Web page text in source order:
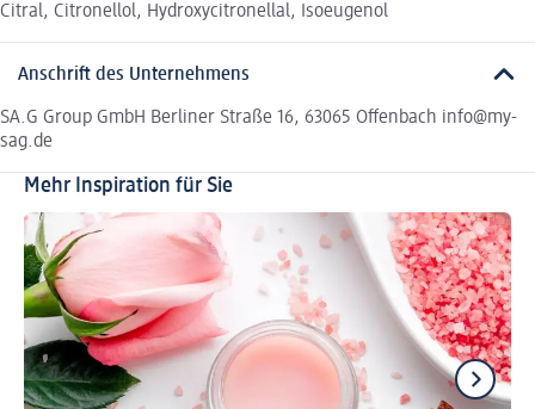
Citral, Citronellol, Hydroxycitronellal, Isoeugenol
Anschrift des Unternehmens
SA.G Group GmbH Berliner Straße 16, 63065 Offenbach info@my-
sag.de
Mehr Inspiration für Sie